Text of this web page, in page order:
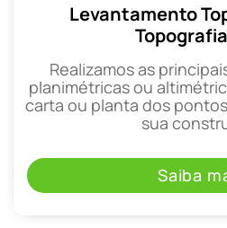
Levantamento
Realizamos as
planimétricas ou
carta ou planta dos
sua
Saiba